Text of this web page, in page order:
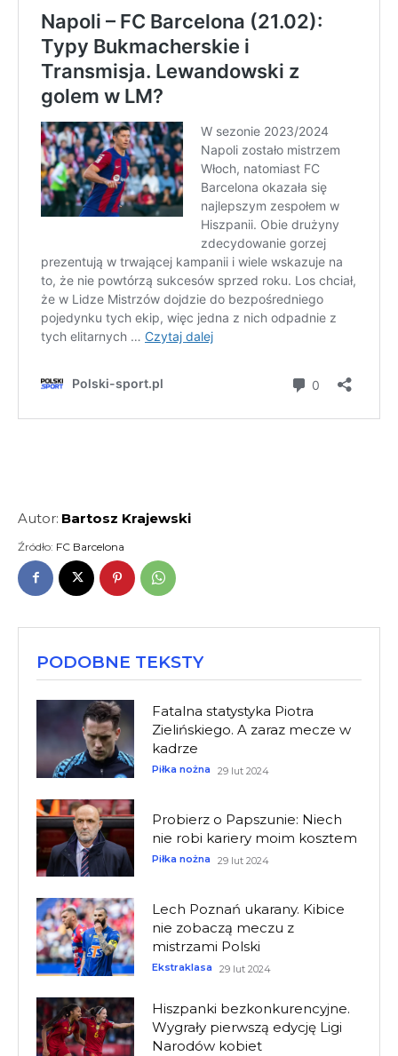
Autor: Bartosz Krajewski
Źródło: FC Barcelona
PODOBNE TEKSTY
Fatalna statystyka Piotra
Zielińskiego. A zaraz mecze w
kadrze
Piłka nożna 29 lut 2024
Probierz o Papszunie: Niech
nie robi kariery moim kosztem
Piłka nożna 29 lut 2024
Lech Poznań ukarany. Kibice
nie zobaczą meczu z
mistrzami Polski
Ekstraklasa 29 lut 2024
Hiszpanki bezkonkurencyjne.
Wygrały pierwszą edycję Ligi
Narodów kobiet